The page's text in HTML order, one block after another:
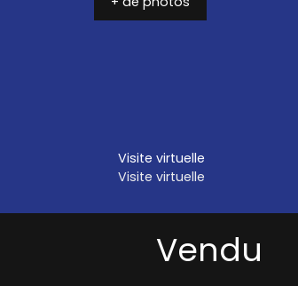
Visite virtuelle
Visite virtuelle
Vendu